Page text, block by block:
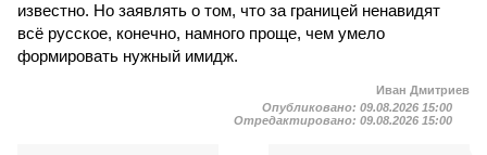
известно. Но заявлять о том, что за границей ненавидят
всё русское, конечно, намного проще, чем умело
формировать нужный имидж.
Иван Дмитриев
Опубликовано: 09.08.2026 15:00
Отредактировано: 09.08.2026 15:00